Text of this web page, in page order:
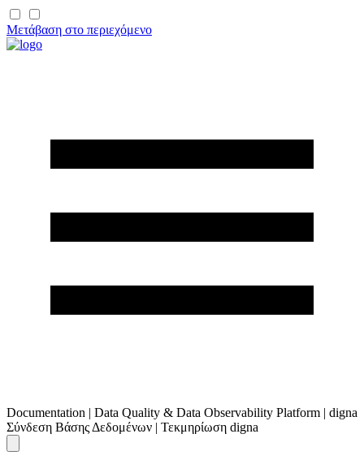
Μετάβαση στο περιεχόμενο
Documentation | Data Quality & Data Observability Platform | digna
Σύνδεση Βάσης Δεδομένων | Τεκμηρίωση digna